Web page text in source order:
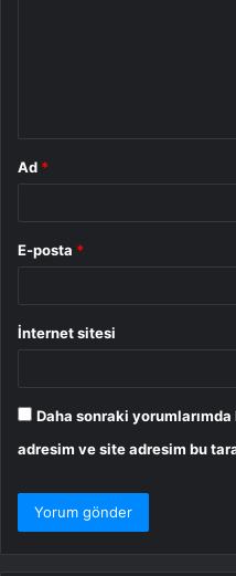
Ad *
E-posta *
İnternet sitesi
Daha sonraki
adresim ve site adresim bu